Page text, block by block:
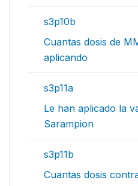
s3p10b
Cuantas dosis de
aplicando
s3p11a
Le han aplicado la
Sarampion
s3p11b
Cuantas dosis